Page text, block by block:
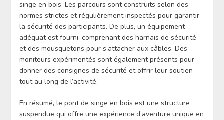
singe en bois. Les parcours sont construits selon des
normes strictes et régulièrement inspectés pour garantir
la sécurité des participants. De plus, un équipement
adéquat est fourni, comprenant des harnais de sécurité
et des mousquetons pour s’attacher aux câbles. Des
moniteurs expérimentés sont également présents pour
donner des consignes de sécurité et offrir leur soutien
tout au long de l’activité.
En résumé, le pont de singe en bois est une structure
suspendue qui offre une expérience d’aventure unique en